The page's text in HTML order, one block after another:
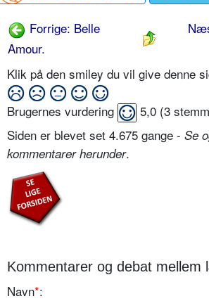
Forrige: Belle
Amour.
Klik på den smiley du vil give denne
Brugernes vurdering 5,0 (3
Siden er blevet set 4.675 gange - Se
kommentarer herunder.
Kommentarer og debat mellem
Navn*: